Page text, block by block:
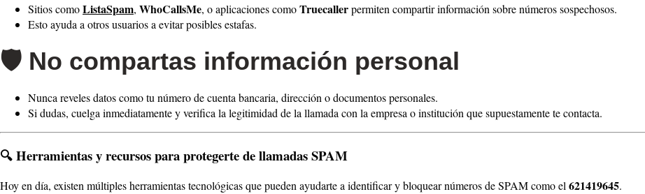
Sitios comoListaSpam, WhoCallsMe, o aplicaciones comoTruecallerpermiten compartir información sobre números sospechosos.
Esto ayuda a otros usuarios a evitar posibles estafas.
🛡️ No compartas información personal
Nunca reveles datos como tu número de cuenta bancaria, dirección o documentos personales.
Si dudas, cuelga inmediatamente y verifica la legitimidad de la llamada con la empresa o institución que supuestamente te contacta.
🔍Herramientas y recursos para protegerte de llamadas SPAM
Hoy en día, existen múltiples herramientas tecnológicas que pueden ayudarte a identificar y bloquear números de SPAM como el 621419645.